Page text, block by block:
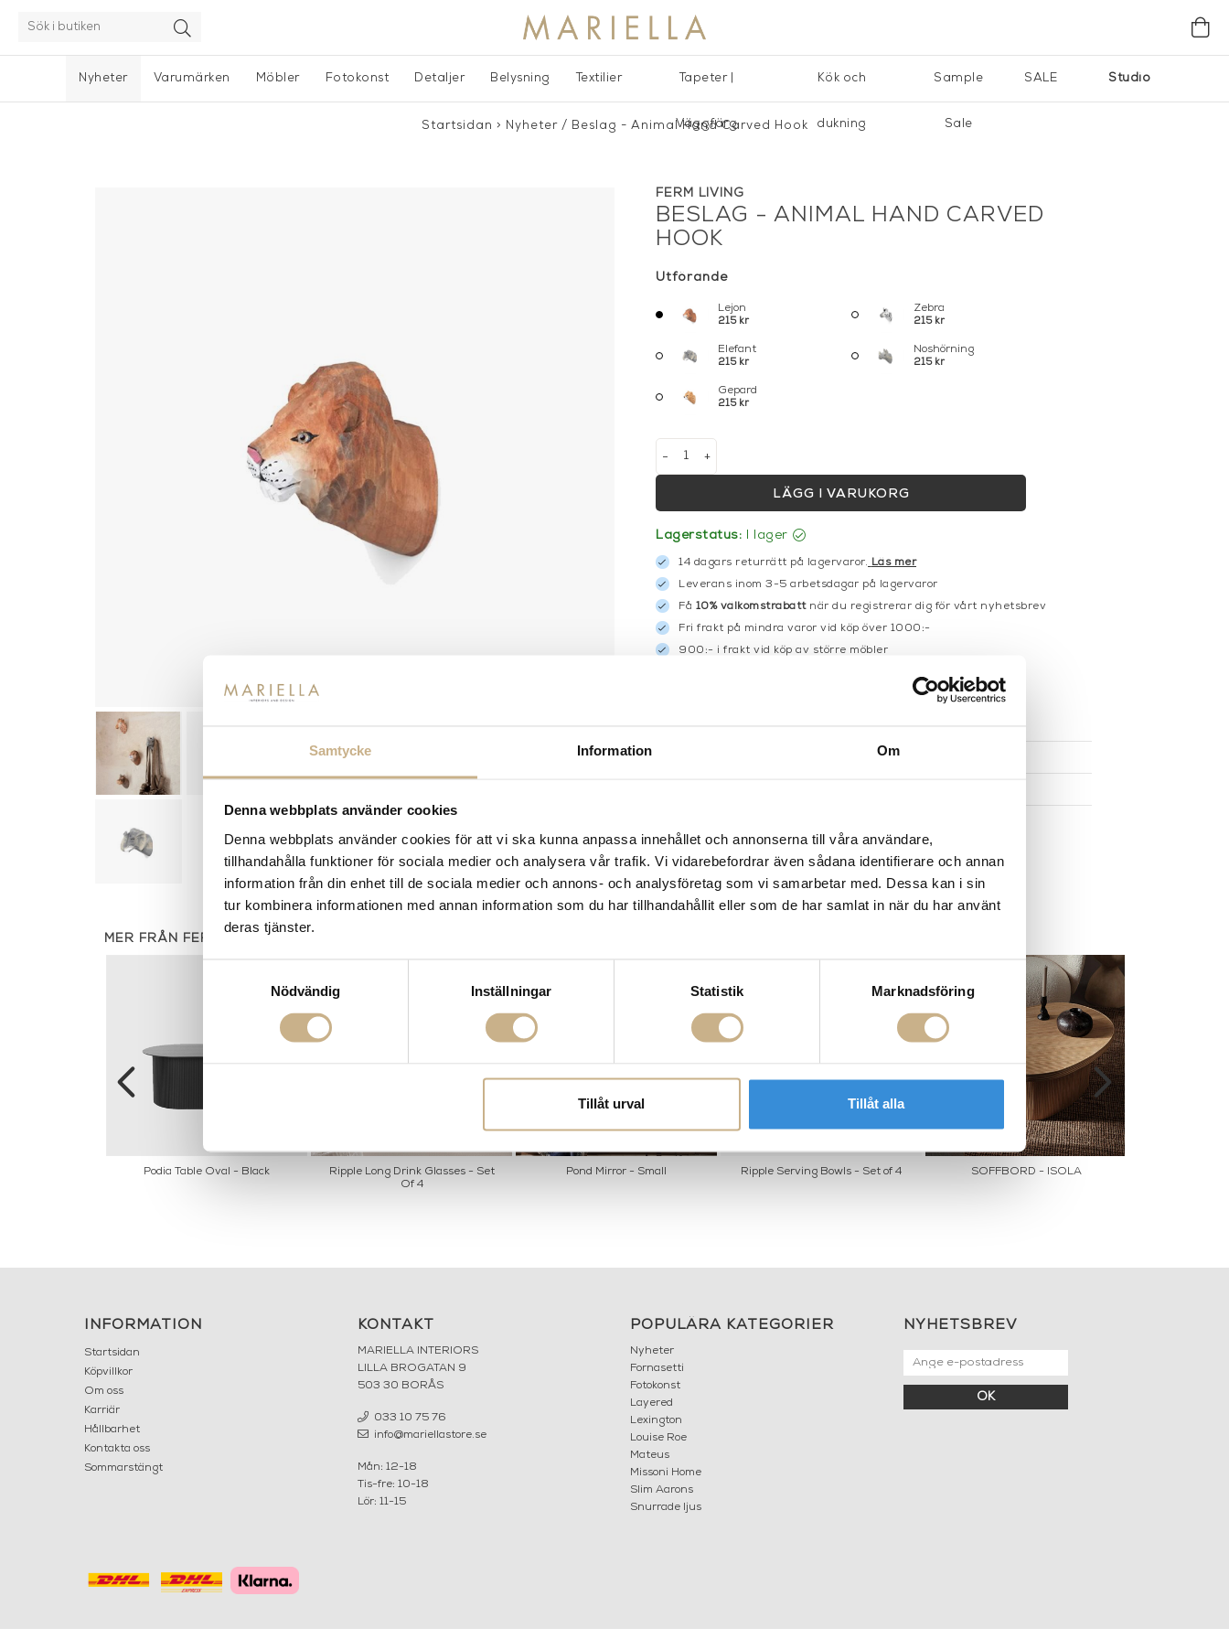
Samtycke Information Om
Denna webbplats använder cookies
Denna webbplats använder cookies för att vi ska kunna anpassa innehållet och annonserna till våra användare,
tillhandahålla funktioner för sociala medier och analysera vår trafik. Vi vidarebefordrar även sådana identifierare och annan
information från din enhet till de sociala medier och annons- och analysföretag som vi samarbetar med. Dessa kan i sin
tur kombinera informationen med annan information som du har tillhandahållit eller som de har samlat in när du har använt
deras tjänster.
Nödvändig
Inställningar Statistik Marknadsföring
Tillåt urval Tillåt alla
Nyheter Studio
Varumärken Möbler Fotokonst Detaljer Belysning Textilier Tapeter |
Väggfärg
Kök och
dukning
Sample
Sale
SALE
Startsidan > Nyheter/ Beslag - Animal Hand Carved Hook
FERM LIVING
BESLAG - ANIMAL HAND CARVED
HOOK
Utförande
Lejon
215 kr
Zebra
215 kr
Elefant
215 kr
Noshörning
215 kr
Gepard
215 kr
+
-
LÄGG I VARUKORG
Lagerstatus: I lager
14 dagars returrätt på lagervaror. Läs mer
Leverans inom 3-5 arbetsdagar på lagervaror
Få 10% välkomstrabattnär du registrerar dig för vårt nyhetsbrev
Fri frakt på mindra varor vid köp över 1000:-
900:- i frakt vid köp av större möbler
MER FRÅN FERM LIVING
Podia Table Oval - Black
Ripple Long Drink Glasses - Set
Of 4
Pond Mirror - Small Ripple Serving Bowls - Set of 4 SOFFBORD - ISOLA
INFORMATION
Startsidan
Köpvillkor
Om oss
Karriär
Hållbarhet
Kontakta oss
Sommarstängt
KONTAKT
MARIELLA INTERIORS
LILLA BROGATAN 9
503 30 BORÅS
033 10 75 76
info@mariellastore.se
Mån: 12-18
Tis-fre: 10-18
Lör: 11-15
POPULÄRA KATEGORIER
Nyheter
Fornasetti
Fotokonst
Layered
Lexington
Louise Roe
Mateus
Missoni Home
Slim Aarons
Snurrade ljus
NYHETSBREV
OK